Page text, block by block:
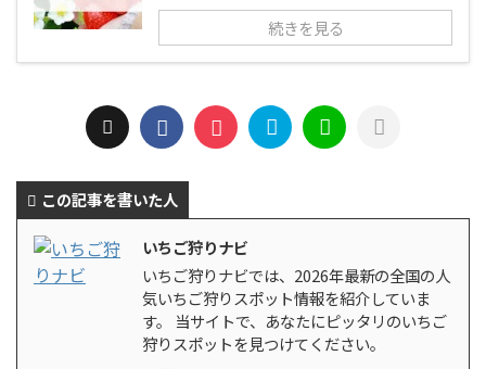
続きを見る
この記事を書いた人
いちご狩りナビ
いちご狩りナビでは、2026年最新の全国の人
気いちご狩りスポット情報を紹介していま
す。 当サイトで、あなたにピッタリのいちご
狩りスポットを見つけてください。